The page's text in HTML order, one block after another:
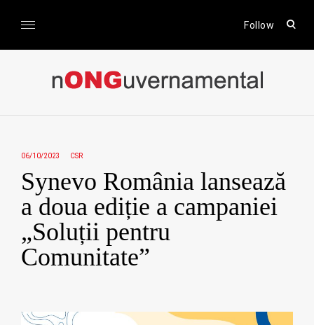
Follow
open
form
nONGuvernamental
06/10/2023 CSR
Synevo România lansează
a doua ediție a campaniei
„Soluții pentru
Comunitate”